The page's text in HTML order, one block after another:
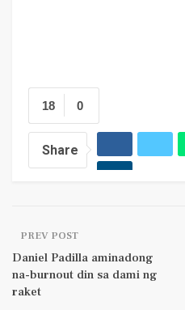
0
18
Share
PREV POST
Daniel Padilla aminadong
na-burnout din sa dami ng
raket